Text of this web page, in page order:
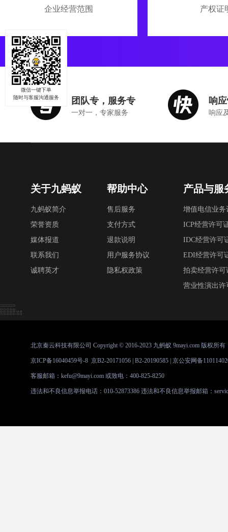
企业经营范围 产权证
团队专，服务专
一对一，专家服务
响
响应
关于九蚂蚁
九蚂蚁简介
荣誉资质
媒体报道
联系我们
诚聘英才
帮助中心
售后服务
支付方式
退款说明
用户服务协议
隐私权政策
产品与服
增值电信业务
ICP经营许可
IDC经营许可
EDI经营许可
拍卖经营许可
营业性演出许
北京秦云科技有限公司 Copyright © 2016-2023 九蚂蚁 9mayi.com 版权所有
京ICP备16040459号-8 京B2-20171056 | B2-20190585 | 京公安网备
客服邮箱：kefu@9mayi.com 或致电：400-825-8250
违法和不良信息举报电话：010-52873386 违法和不良信息举报邮箱：
微信一键下单
随时与客服沟通服务